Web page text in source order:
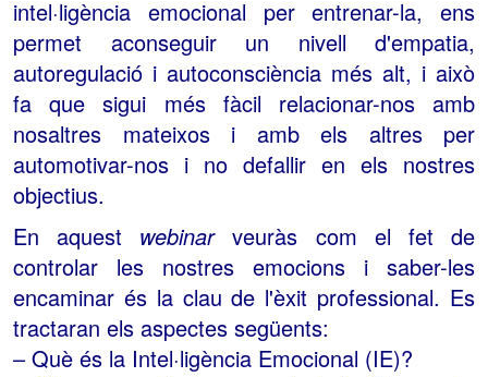
intel·ligència emocional per entrenar-la, ens
permet aconseguir un nivell d'empatia,
autoregulació i autoconsciència més alt, i això
fa que sigui més fàcil relacionar-nos amb
nosaltres mateixos i amb els altres per
automotivar-nos i no defallir en els nostres
objectius.
En aquest webinarveuràs com el fet de
controlar les nostres emocions i saber-les
encaminar és la clau de l'èxit professional. Es
tractaran els aspectes següents:
– Què és la Intel·ligència Emocional (IE)?